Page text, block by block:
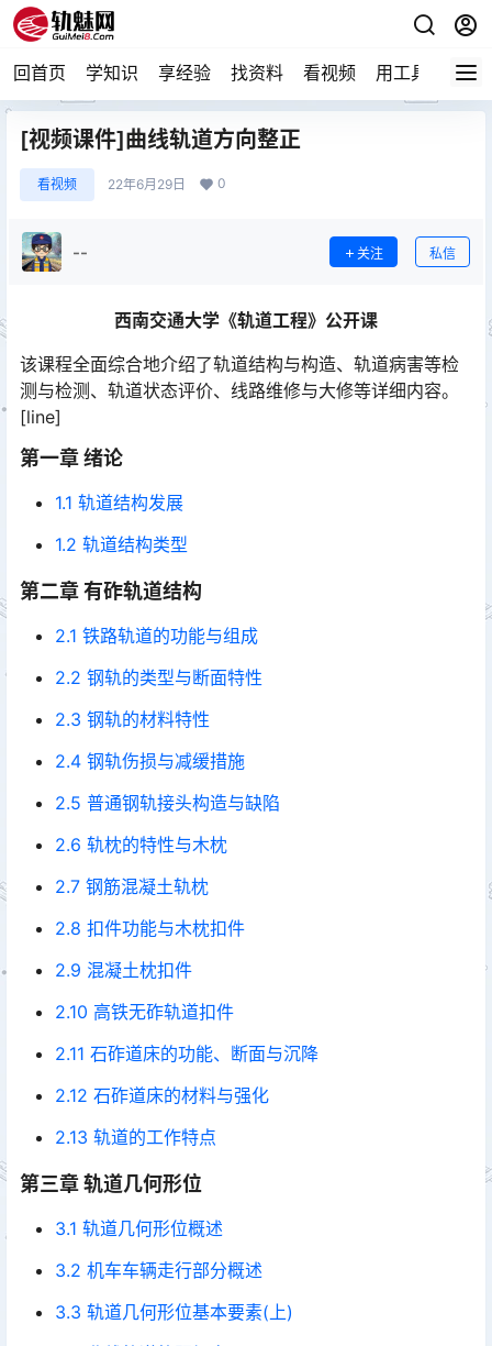
回首页 学知识 享经验 找资料 看视频 用工具 论技
[视频课件]曲线轨道方向整正
看视频 22年6月29日 0
-- 关注 私信
西南交通大学《轨道工程》公开课
该课程全面综合地介绍了轨道结构与构造、轨道病害等检
测与检测、轨道状态评价、线路维修与大修等详细内容。
[line]
第一章 绪论
1.1 轨道结构发展
1.2 轨道结构类型
第二章 有砟轨道结构
2.1 铁路轨道的功能与组成
2.2 钢轨的类型与断面特性
2.3 钢轨的材料特性
2.4 钢轨伤损与减缓措施
2.5 普通钢轨接头构造与缺陷
2.6 轨枕的特性与木枕
2.7 钢筋混凝土轨枕
2.8 扣件功能与木枕扣件
2.9 混凝土枕扣件
2.10 高铁无砟轨道扣件
2.11 石砟道床的功能、断面与沉降
2.12 石砟道床的材料与强化
2.13 轨道的工作特点
第三章 轨道几何形位
3.1 轨道几何形位概述
3.2 机车车辆走行部分概述
3.3 轨道几何形位基本要素(上)